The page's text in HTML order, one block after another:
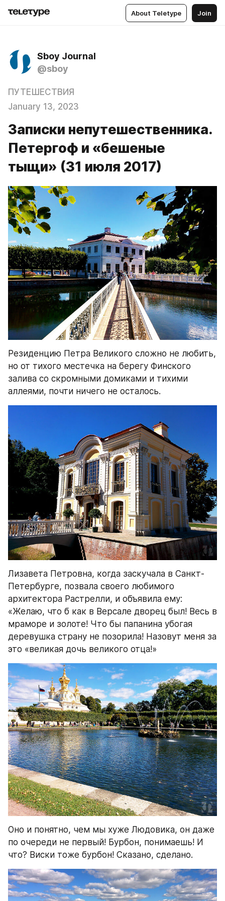
About Teletype Join
Sboy Journal
@sboy
ПУТЕШЕСТВИЯ
January 13, 2023
Записки непутешественника.
Петергоф и «бешеные
тыщи» (31 июля 2017)
Резиденцию Петра Великого сложно не любить,
но от тихого местечка на берегу Финского
залива со скромными домиками и тихими
аллеями, почти ничего не осталось.
Лизавета Петровна, когда заскучала в Санкт-
Петербурге, позвала своего любимого
архитектора Растрелли, и объявила ему:
«Желаю, что б как в Версале дворец был! Весь в
мраморе и золоте! Что бы папанина убогая
деревушка страну не позорила! Назовут меня за
это «великая дочь великого отца!»
Оно и понятно, чем мы хуже Людовика, он даже
по очереди не первый! Бурбон, понимаешь! И
что? Виски тоже бурбон! Сказано, сделано.